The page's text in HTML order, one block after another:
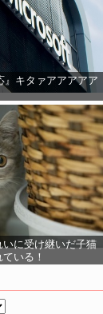
』キタァアアアアア
いに受け継いだ子猫
いる！